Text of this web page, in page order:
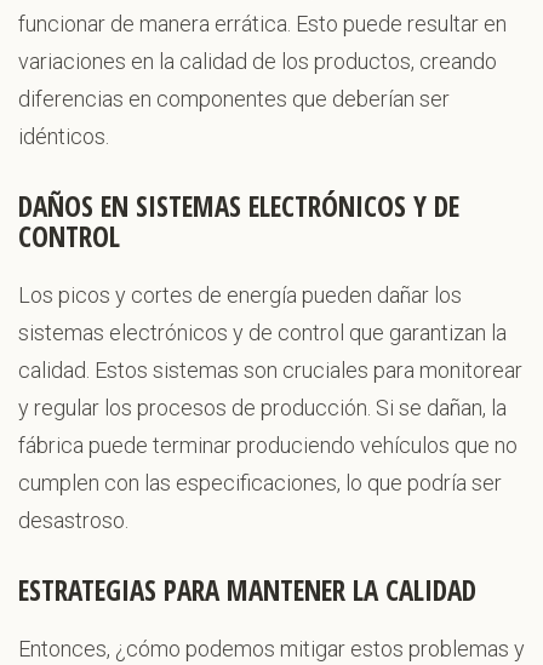
funcionar de manera errática. Esto puede resultar en
variaciones en la calidad de los productos, creando
diferencias en componentes que deberían ser
idénticos.
DAÑOS EN SISTEMAS ELECTRÓNICOS Y DE
CONTROL
Los picos y cortes de energía pueden dañar los
sistemas electrónicos y de control que garantizan la
calidad. Estos sistemas son cruciales para monitorear
y regular los procesos de producción. Si se dañan, la
fábrica puede terminar produciendo vehículos que no
cumplen con las especificaciones, lo que podría ser
desastroso.
ESTRATEGIAS PARA MANTENER LA CALIDAD
Entonces, ¿cómo podemos mitigar estos problemas y